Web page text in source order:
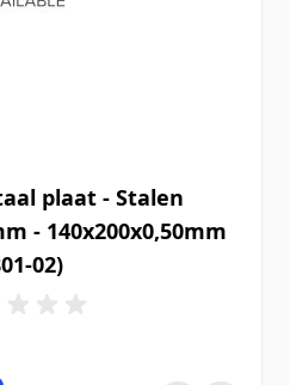
plaat - Stalen
- 140x200x0,50mm
02)